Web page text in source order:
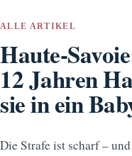
ALLE ARTIKEL
Haute-
12 Jahren
sie in ein
Die Strafe ist scharf –